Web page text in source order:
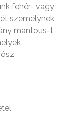
fehér- vagy
személynek
mantous-t